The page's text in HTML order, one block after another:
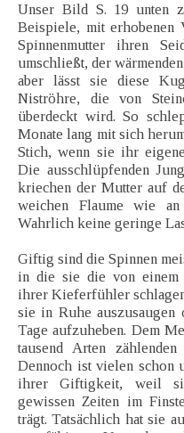
Unser Bild S. 19 unten
Beispiele, mit erhobenen
Spinnenmutter ihren
umschließt, der
aber lässt sie diese
Niströhre, die von
überdeckt wird. So
Monate lang mit sich
Stich, wenn sie ihr
Die ausschlüpfenden
kriechen der Mutter auf
weichen Flaume wie an
Wahrlich keine geringe
Giftig sind die Spinnen
in die sie die von einem
ihrer Kieferfühler
sie in Ruhe
Tage aufzuheben. Dem
tausend Arten
Dennoch ist vielen schon
ihrer Giftigkeit, weil
gewissen Zeiten im
trägt. Tatsächlich hat sie